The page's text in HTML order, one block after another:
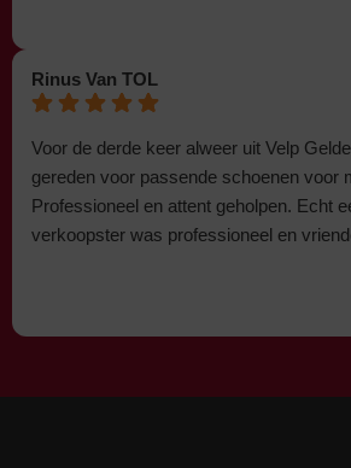
Rinus Van TOL
Voor de derde keer alweer uit Velp
gereden voor passende schoenen voor
Professioneel en attent geholpen. Echt
verkoopster was professioneel en